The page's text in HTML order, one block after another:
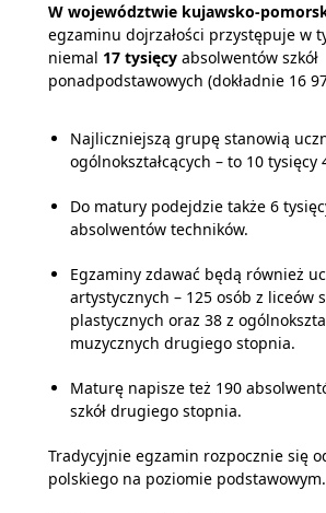
W województwie kujawsko-
egzaminu dojrzałości przystępuje w
niemal 17 tysięcy absolwentów szkół
ponadpodstawowych (dokładnie 16
Najliczniejszą grupę stanowią
ogólnokształcących – to 10 tysięcy
Do matury podejdzie także 6
absolwentów techników.
Egzaminy zdawać będą również
artystycznych – 125 osób z liceów
plastycznych oraz 38 z
muzycznych drugiego stopnia.
Maturę napisze też 190
szkół drugiego stopnia.
Tradycyjnie egzamin rozpocznie się
polskiego na poziomie podstawowym.